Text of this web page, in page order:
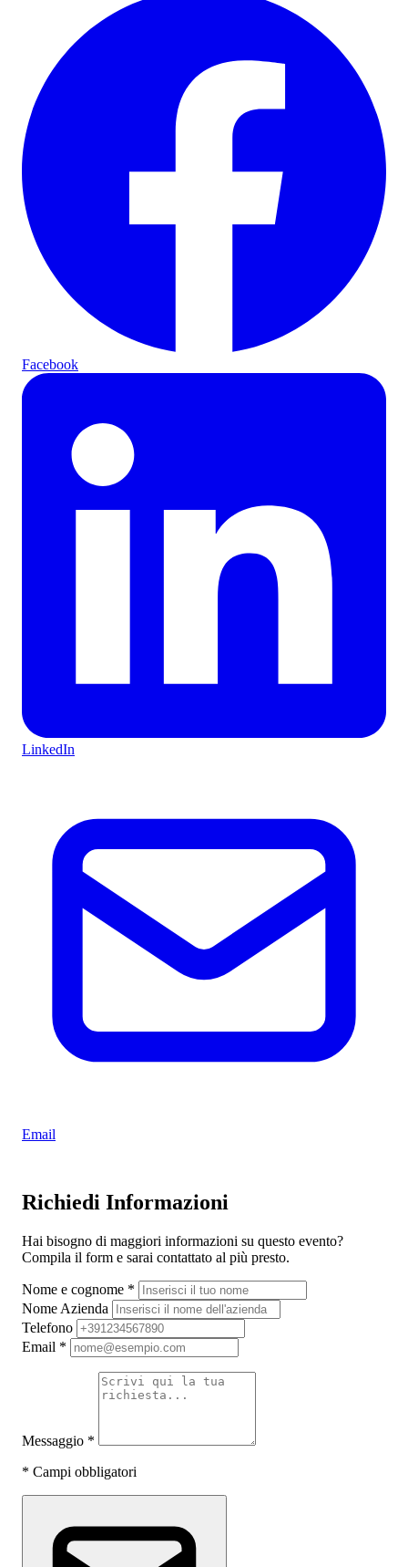
Facebook
LinkedIn
Email
Richiedi Informazioni
Hai bisogno di maggiori informazioni su questo evento?
Compila il form e sarai contattato al più presto.
Nome e cognome *
Nome Azienda
Telefono
Email *
Messaggio *
* Campi obbligatori